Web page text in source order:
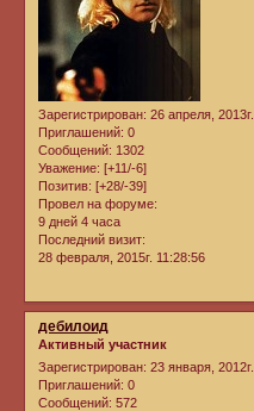
Зарегистрирован: 26 апреля, 2013г.
Приглашений: 0
Сообщений: 1302
Уважение: [+11/-6]
Позитив: [+28/-39]
Провел на форуме:
9 дней 4 часа
Последний визит:
28 февраля, 2015г. 11:28:56
дебилоид
Активный участник
Зарегистрирован: 23 января, 2012г.
Приглашений: 0
Сообщений: 572